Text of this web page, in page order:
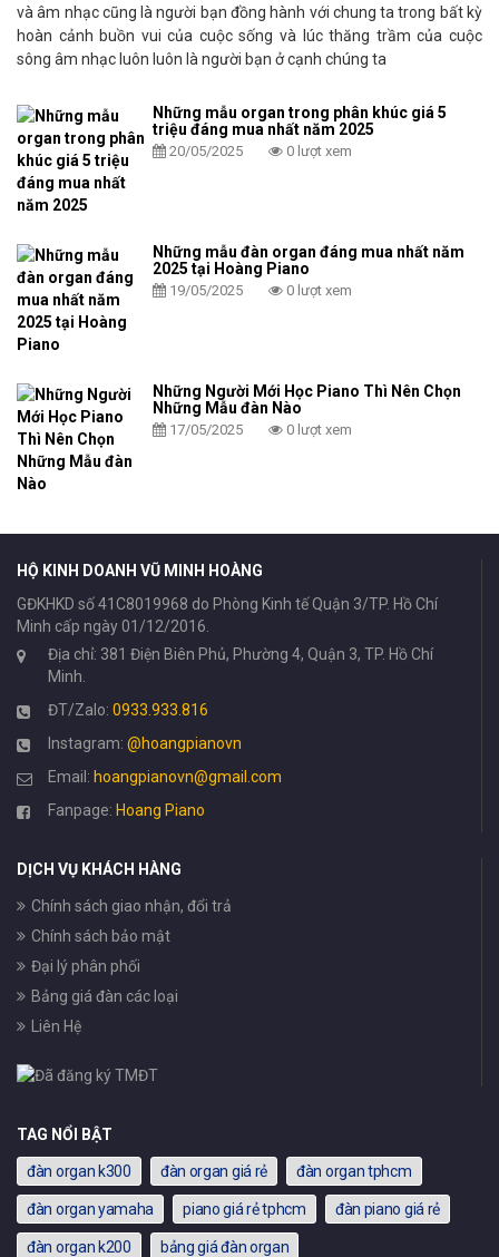
và âm nhạc cũng là người bạn đồng hành với chung ta trong bất kỳ
hoàn cảnh buồn vui của cuộc sống và lúc thăng trầm của cuộc
sông âm nhạc luôn luôn là người bạn ở cạnh chúng ta
Những mẫu organ trong phân khúc giá 5
triệu đáng mua nhất năm 2025
20/05/2025 0 lượt xem
Những mẫu đàn organ đáng mua nhất năm
2025 tại Hoàng Piano
19/05/2025 0 lượt xem
Những Người Mới Học Piano Thì Nên Chọn
Những Mẫu đàn Nào
17/05/2025 0 lượt xem
HỘ KINH DOANH VŨ MINH HOÀNG
GĐKHKD số 41C8019968 do Phòng Kinh tế Quận 3/TP. Hồ Chí
Minh cấp ngày 01/12/2016.
Địa chỉ: 381 Điện Biên Phủ, Phường 4, Quận 3, TP. Hồ Chí
Minh.
ĐT/Zalo: 0933.933.816
Instagram: @hoangpianovn
Email: hoangpianovn@gmail.com
Fanpage: Hoang Piano
DỊCH VỤ KHÁCH HÀNG
Chính sách giao nhận, đổi trả
Chính sách bảo mật
Đại lý phân phối
Bảng giá đàn các loại
Liên Hệ
TAG NỔI BẬT
đàn organ k300 đàn organ giá rẻ đàn organ tphcm
đàn organ yamaha piano giá rẻ tphcm đàn piano giá rẻ
đàn organ k200 bảng giá đàn organ